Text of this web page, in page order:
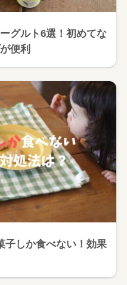
グルト6選！初めてな
便利
子しか食べない！効果